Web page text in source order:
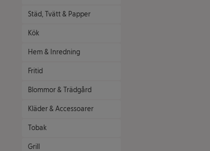
Städ, Tvätt & Papper
Kök
Hem & Inredning
Fritid
Blommor & Trädgård
Kläder & Accessoarer
Tobak
Grill